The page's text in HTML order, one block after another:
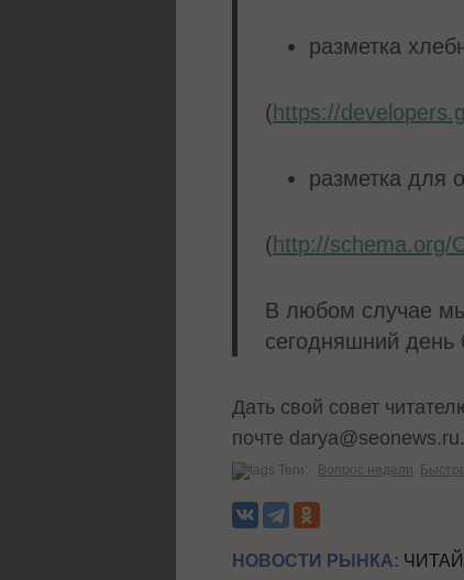
разметка
(https://
разметка для
(http://schema.org/
В любом случае мы
сегодняшний день
Дать свой совет
почте darya@seonews.ru.
Теги: Вопрос недели
НОВОСТИ РЫНКА: